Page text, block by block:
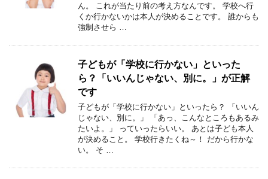
ん。 これが当たり前の考え方なんです。 学校へ行
くか行かないかは本人が決めることです。 誰からも
強制させら …
子どもが「学校に行かない」といった
ら？「いいんじゃない、別に。」が正解
です
子どもが「学校に行かない」といったら？ 「いいん
じゃない、別に。」 「あっ、こんなところもあるみ
たいよ。」 っていったらいい。 あとは子ども本人
が決めること。 学校行きたくね～！ だから行かな
い。 そ …